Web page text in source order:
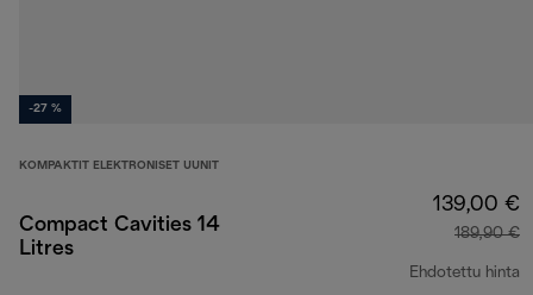
-27 %
KOMPAKTIT ELEKTRONISET UUNIT
Compact Cavities 14
Litres
139,00 €
189,90 €
Ehdotettu hinta